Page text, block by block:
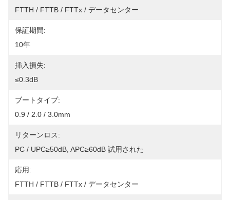
FTTH / FTTB / FTTx / データセンター
保証期間:
10年
挿入損失:
≤0.3dB
ブートタイプ:
0.9 / 2.0 / 3.0mm
リターンロス:
PC / UPC≥50dB, APC≥60dB 試用された
応用:
FTTH / FTTB / FTTx / データセンター